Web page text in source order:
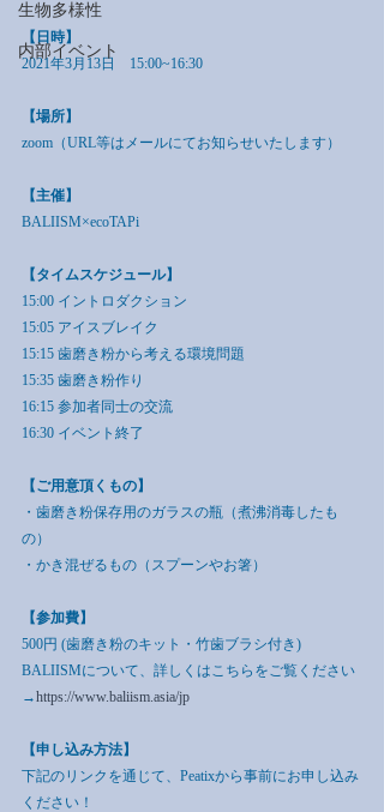
生物多様性
内部イベント
【日時】
2021年3月13日　15:00~16:30
【場所】
zoom（URL等はメールにてお知らせいたします）
【主催】
BALIISM×ecoTAPi
【タイムスケジュール】
15:00 イントロダクション
15:05 アイスブレイク
15:15 歯磨き粉から考える環境問題
15:35 歯磨き粉作り
16:15 参加者同士の交流
16:30 イベント終了
【ご用意頂くもの】
・歯磨き粉保存用のガラスの瓶（煮沸消毒したも
の）
・かき混ぜるもの（スプーンやお箸）
【参加費】
500円 (歯磨き粉のキット・竹歯ブラシ付き)
BALIISMについて、詳しくはこちらをご覧ください
→https://www.baliism.asia/jp
【申し込み方法】
下記のリンクを通じて、Peatixから事前にお申し込み
ください！